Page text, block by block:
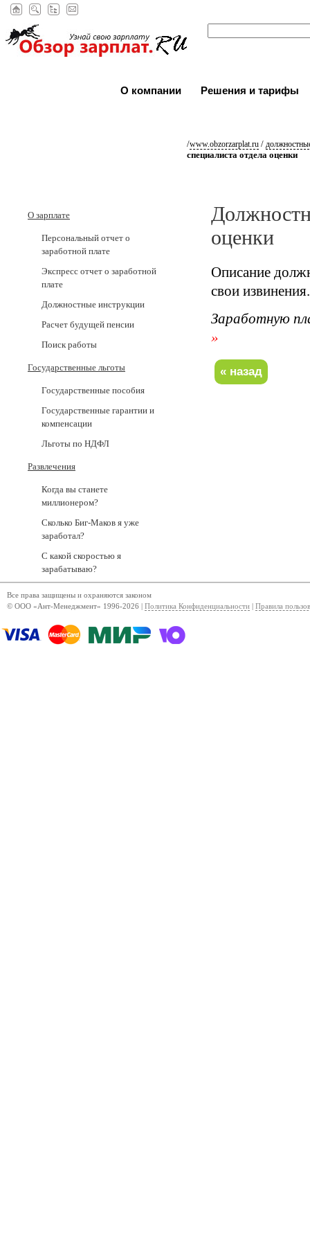
О компании Решения и тарифы
/www.obzorzarplat.ru /
специалиста отдела оценки
О зарплате
Персональный отчет о
заработной плате
Экспресс отчет о заработной
плате
Должностные инструкции
Расчет будущей пенсии
Поиск работы
Государственные льготы
Государственные пособия
Государственные гарантии и
компенсации
Льготы по НДФЛ
Развлечения
Когда вы станете
миллионером?
Сколько Биг-Маков я уже
заработал?
С какой скоростью я
зарабатываю?
оценки
Описание
свои извинения.
Заработную
»
Все права защищены и охраняются законом
© ООО «Ант-Менеджмент» 1996-2026 | Политика Конфиденциальности Правила